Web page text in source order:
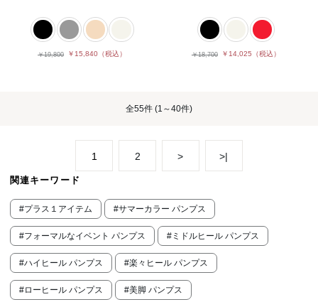
￥19,800 ￥15,840 （税込） ￥18,700 ￥14,025 （税込）
全55件 (1～40件)
1 2 > >|
関連キーワード
#プラス１アイテム #サマーカラー パンプス
#フォーマルなイベント パンプス #ミドルヒール パンプス
#ハイヒール パンプス #楽々ヒール パンプス
#ローヒール パンプス #美脚 パンプス